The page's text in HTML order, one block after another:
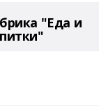
"Еда и